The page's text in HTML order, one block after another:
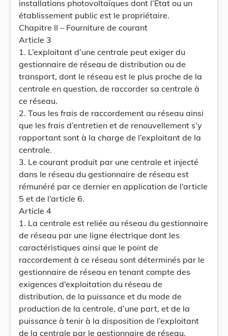
installations photovoltaïques dont l’Etat ou un
établissement public est le propriétaire.
Chapitre II – Fourniture de courant
Article 3
1. L’exploitant d’une centrale peut exiger du
gestionnaire de réseau de distribution ou de
transport, dont le réseau est le plus proche de la
centrale en question, de raccorder sa centrale à
ce réseau.
2. Tous les frais de raccordement au réseau ainsi
que les frais d’entretien et de renouvellement s’y
rapportant sont à la charge de l’exploitant de la
centrale.
3. Le courant produit par une centrale et injecté
dans le réseau du gestionnaire de réseau est
rémunéré par ce dernier en application de l’article
5 et de l’article 6.
Article 4
1. La centrale est reliée au réseau du gestionnaire
de réseau par une ligne électrique dont les
caractéristiques ainsi que le point de
raccordement à ce réseau sont déterminés par le
gestionnaire de réseau en tenant compte des
exigences d’exploitation du réseau de
distribution, de la puissance et du mode de
production de la centrale, d’une part, et de la
puissance à tenir à la disposition de l’exploitant
de la centrale par le gestionnaire de réseau,